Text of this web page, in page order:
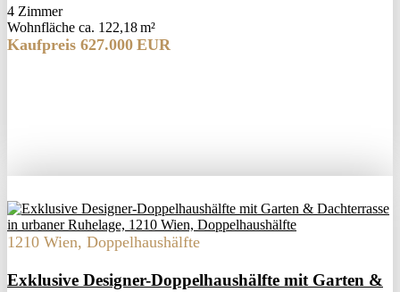
4 Zimmer
Wohnfläche ca. 122,18 m²
Kaufpreis 627.000 EUR
1210 Wien, Doppelhaushälfte
Exklusive Designer-Doppelhaushälfte mit Garten &